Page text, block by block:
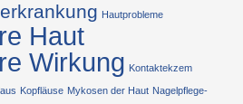
Hautprobleme
Haut
Wirkung Kontaktekzem
Kopfläuse Mykosen der Haut Nagelpflege-